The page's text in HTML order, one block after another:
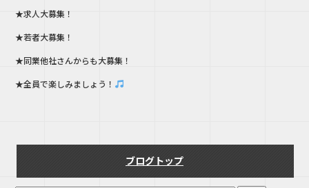
★求人大募集！
★若者大募集！
★同業他社さんからも大募集！
★全員で楽しみましょう！
ブログトップ